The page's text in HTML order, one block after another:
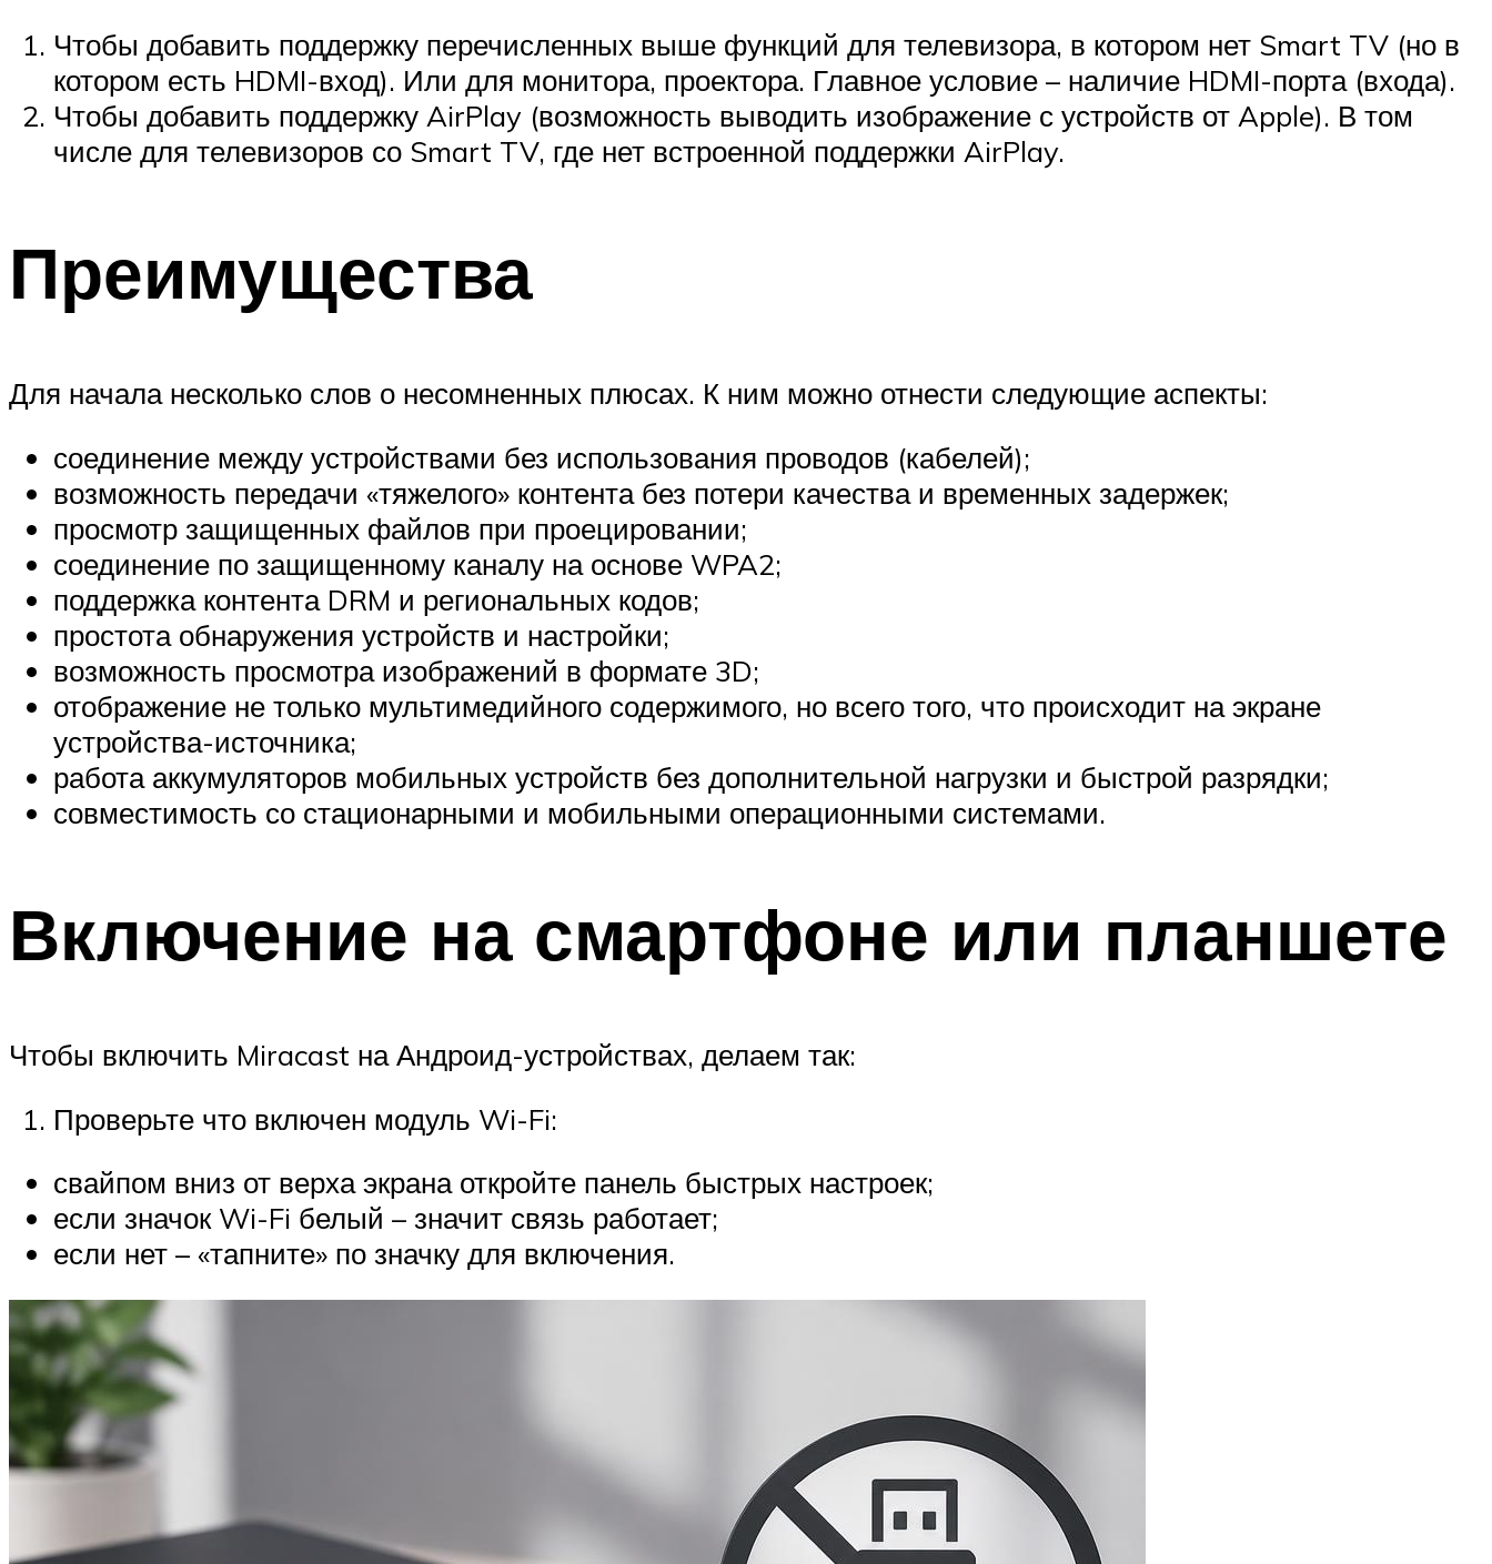
Чтобы добавить поддержку перечисленных выше функций для телевизора, в котором нет Smart TV (но в
котором есть HDMI-вход). Или для монитора, проектора. Главное условие – наличие HDMI-порта (входа).
Чтобы добавить поддержку AirPlay (возможность выводить изображение с устройств от Apple). В том
числе для телевизоров со Smart TV, где нет встроенной поддержки AirPlay.
Преимущества
Для начала несколько слов о несомненных плюсах. К ним можно отнести следующие аспекты:
соединение между устройствами без использования проводов (кабелей);
возможность передачи «тяжелого» контента без потери качества и временных задержек;
просмотр защищенных файлов при проецировании;
соединение по защищенному каналу на основе WPA2;
поддержка контента DRM и региональных кодов;
простота обнаружения устройств и настройки;
возможность просмотра изображений в формате 3D;
отображение не только мультимедийного содержимого, но всего того, что происходит на экране
устройства-источника;
работа аккумуляторов мобильных устройств без дополнительной нагрузки и быстрой разрядки;
совместимость со стационарными и мобильными операционными системами.
Включение на смартфоне или планшете
Чтобы включить Miracast на Андроид-устройствах, делаем так:
Проверьте что включен модуль Wi-Fi:
свайпом вниз от верха экрана откройте панель быстрых настроек;
если значок Wi-Fi белый – значит связь работает;
если нет – «тапните» по значку для включения.